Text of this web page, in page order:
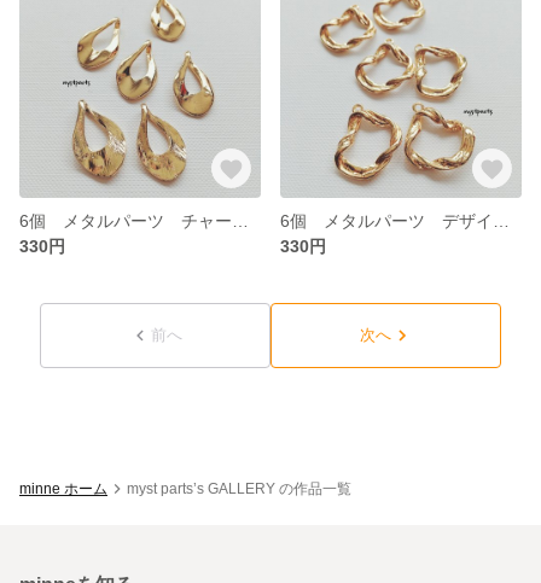
330円
330円
前へ 次へ
minne ホーム myst parts’s GALLERY の作品一覧